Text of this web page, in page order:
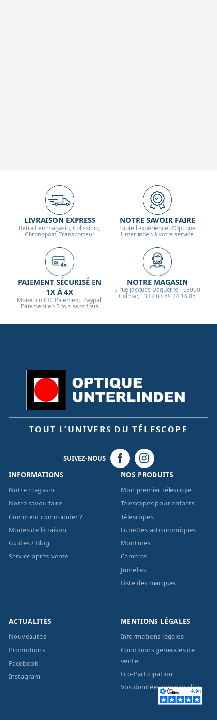
LIVRAISON EXPRESS
Retrait en magasin, Colissimo,
Chronopost, Transporteur
NOTRE SAVOIR FAIRE
Toute l'expérience d'Optique
Unterlinden à votre service
PAIEMENT SÉCURISÉ EN
1X À 4X
Monético CIC Paiement, Paypal,
Paiement en 3 fois sans frais
NOTRE MAGASIN
5 rue Jacques Daguerre - 68000
Colmar, +33 (0)3 89 24 16 05
TOUT L’UNIVERS DU TÉLESCOPE
SUIVEZ-NOUS
INFORMATIONS
Notre magasin
Notre savoir faire
Comment commander ?
Modes de livraison
Guides / Blog
Service après-vente
NOS PRODUITS
Mon premier télescope
Télescopes pour enfants
Télescopes
Lunettes astronomiques
Montures
Caméras
Jumelles
Liste des marques
ACTUALITÉS
Nouveautés
Promotions
Facebook
Instagram
MENTIONS LÉGALES
Informations légales
Conditions générales de
vente
Eco-Participation
Vos données personnelles